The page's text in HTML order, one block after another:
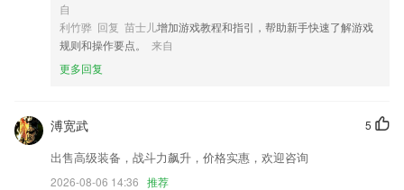
自
利竹骅 回复 苗士儿增加游戏教程和指引，帮助新手快速了解游戏
规则和操作要点。
来自
更多回复
5
溥宽武
出售高级装备，战斗力飙升，价格实惠，欢迎咨询
2026-08-06 14:36 推荐